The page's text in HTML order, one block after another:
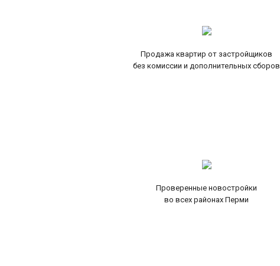
Продажа квартир от застройщиков
без комиссии и дополнительных сборов
Проверенные новостройки
во всех районах Перми